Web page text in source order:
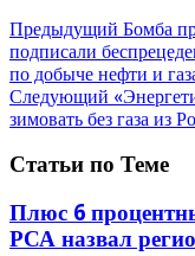
Предыдущий Бомба
подписали
по добыче нефти и
Следующий
зимовать без газа из
Статьи по Теме
Плюс 6
РСА назвал